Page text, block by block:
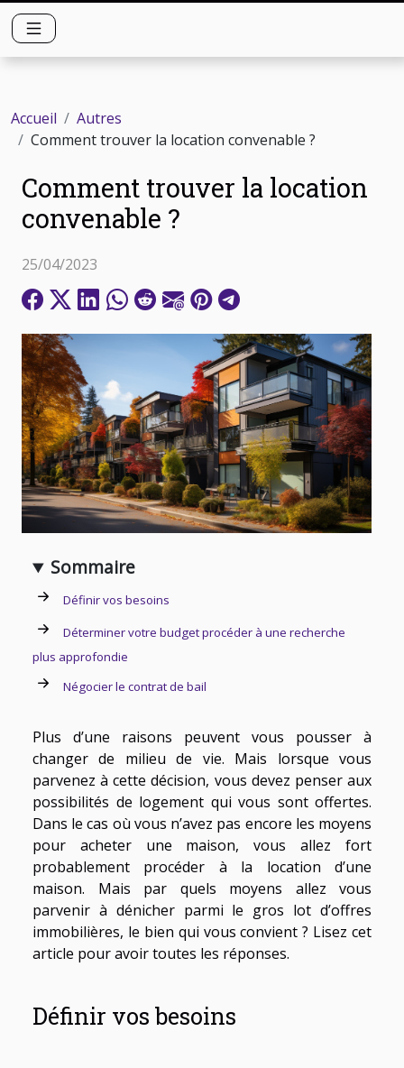
Accueil
Autres
Comment trouver la location convenable ?
Comment trouver la location
convenable ?
25/04/2023
Sommaire
Définir vos besoins
Déterminer votre budget procéder à une recherche
plus approfondie
Négocier le contrat de bail
Plus d’une raisons peuvent vous pousser à
changer de milieu de vie. Mais lorsque vous
parvenez à cette décision, vous devez penser aux
possibilités de logement qui vous sont offertes.
Dans le cas où vous n’avez pas encore les moyens
pour acheter une maison, vous allez fort
probablement procéder à la location d’une
maison. Mais par quels moyens allez vous
parvenir à dénicher parmi le gros lot d’offres
immobilières, le bien qui vous convient ? Lisez cet
article pour avoir toutes les réponses.
Définir vos besoins